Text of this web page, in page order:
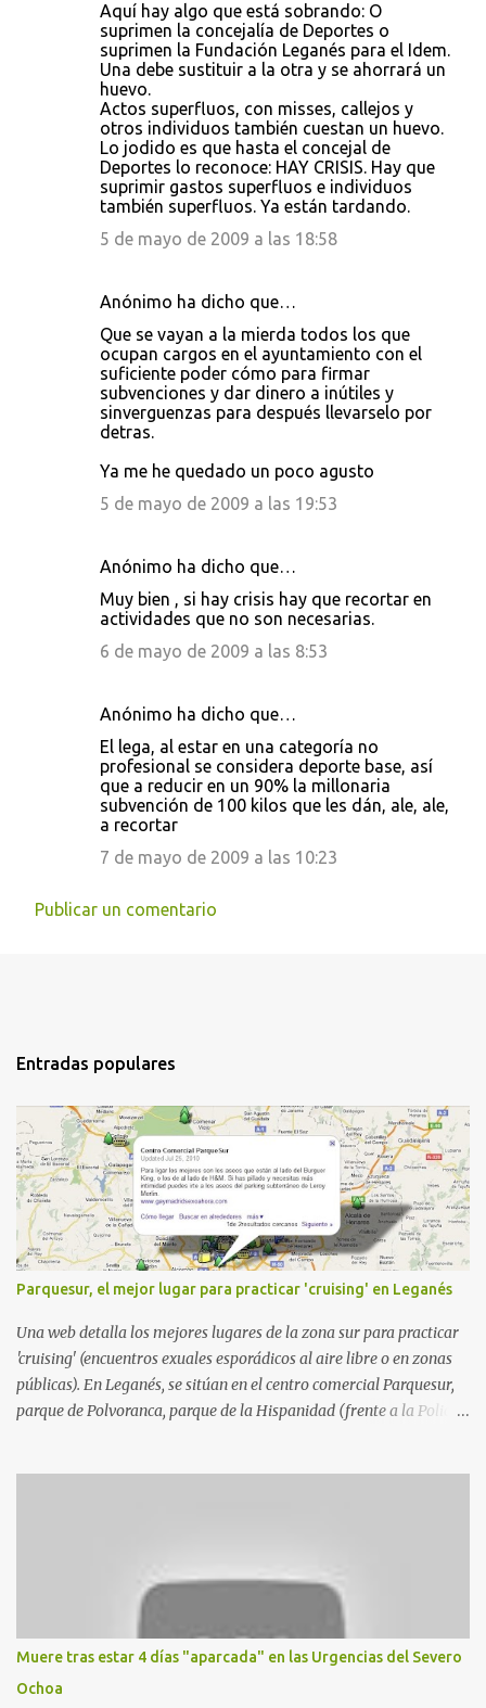
Aquí hay algo que está sobrando: O
suprimen la concejalía de Deportes o
suprimen la Fundación Leganés para el Idem.
Una debe sustituir a la otra y se ahorrará un
huevo.
Actos superfluos, con misses, callejos y
otros individuos también cuestan un huevo.
Lo jodido es que hasta el concejal de
Deportes lo reconoce: HAY CRISIS. Hay que
suprimir gastos superfluos e individuos
también superfluos. Ya están tardando.
5 de mayo de 2009 a las 18:58
Anónimo ha dicho que…
Que se vayan a la mierda todos los que
ocupan cargos en el ayuntamiento con el
suficiente poder cómo para firmar
subvenciones y dar dinero a inútiles y
sinverguenzas para después llevarselo por
detras.
Ya me he quedado un poco agusto
5 de mayo de 2009 a las 19:53
Anónimo ha dicho que…
Muy bien , si hay crisis hay que recortar en
actividades que no son necesarias.
6 de mayo de 2009 a las 8:53
Anónimo ha dicho que…
El lega, al estar en una categoría no
profesional se considera deporte base, así
que a reducir en un 90% la millonaria
subvención de 100 kilos que les dán, ale, ale,
a recortar
7 de mayo de 2009 a las 10:23
Publicar un comentario
Entradas populares
Parquesur, el mejor lugar para practicar 'cruising' en Leganés
Una web detalla los mejores lugares de la zona sur para practicar
'cruising' (encuentros exuales esporádicos al aire libre o en zonas
públicas). En Leganés, se sitúan en el centro comercial Parquesur,
parque de Polvoranca, parque de la Hispanidad (frente a la Policía
estadio municipal de Butarque) y caminos entre el estadio y Plaza
Nueva. Otro lugar: Escombrera de Polvoranca, entre Leganés y
Móstoles También en el parque de la Hispanidad, situado frente a
la Policía Local de Leganés de la calle Chile, 1, y junto al
cementerio de Butarque". Más información
Muere tras estar 4 días "aparcada" en las Urgencias del Severo
Ochoa